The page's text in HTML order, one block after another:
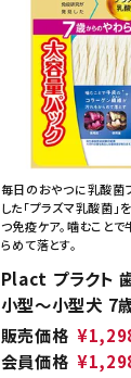
毎日のおやつに乳酸菌
した「プラズマ乳酸菌
つ免疫ケア。噛むこと
らめて落とす。
Plact プラクト
小型～小型犬 7
販売価格 ¥
会員価格 ¥